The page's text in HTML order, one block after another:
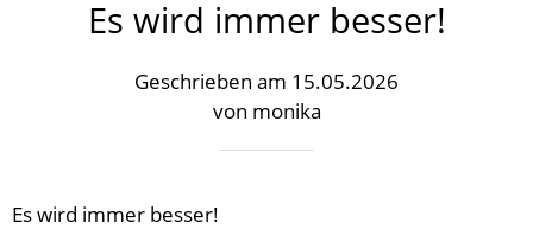
Es wird immer besser!
Geschrieben am 15.05.2026
von monika
Es wird immer besser!